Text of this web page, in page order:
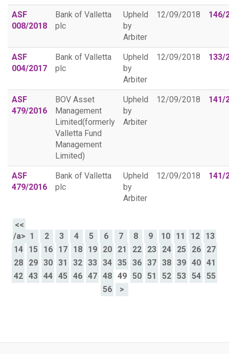
ASF
008/2018
Bank of Valletta
plc
Upheld
by
Arbiter
12/09/2018 146/
ASF
004/2017
Bank of Valletta
plc
Upheld
by
Arbiter
12/09/2018 133/
ASF
479/2016
BOV Asset
Management
Limited(formerly
Valletta Fund
Management
Limited)
Upheld
by
Arbiter
12/09/2018 141/
ASF
479/2016
Bank of Valletta
plc
Upheld
by
Arbiter
12/09/2018 141/
<<
/a> 1 2 3 4 5 6 7 8 9 10 11 12
13
14
15 16 17 18 19 20 21 22 23 24 25 26
27
28
29 30 31 32 33 34 35 36 37 38 39 40
41
42
43 44 45 46 47 48 49 50 51 52 53 54
55
56
>